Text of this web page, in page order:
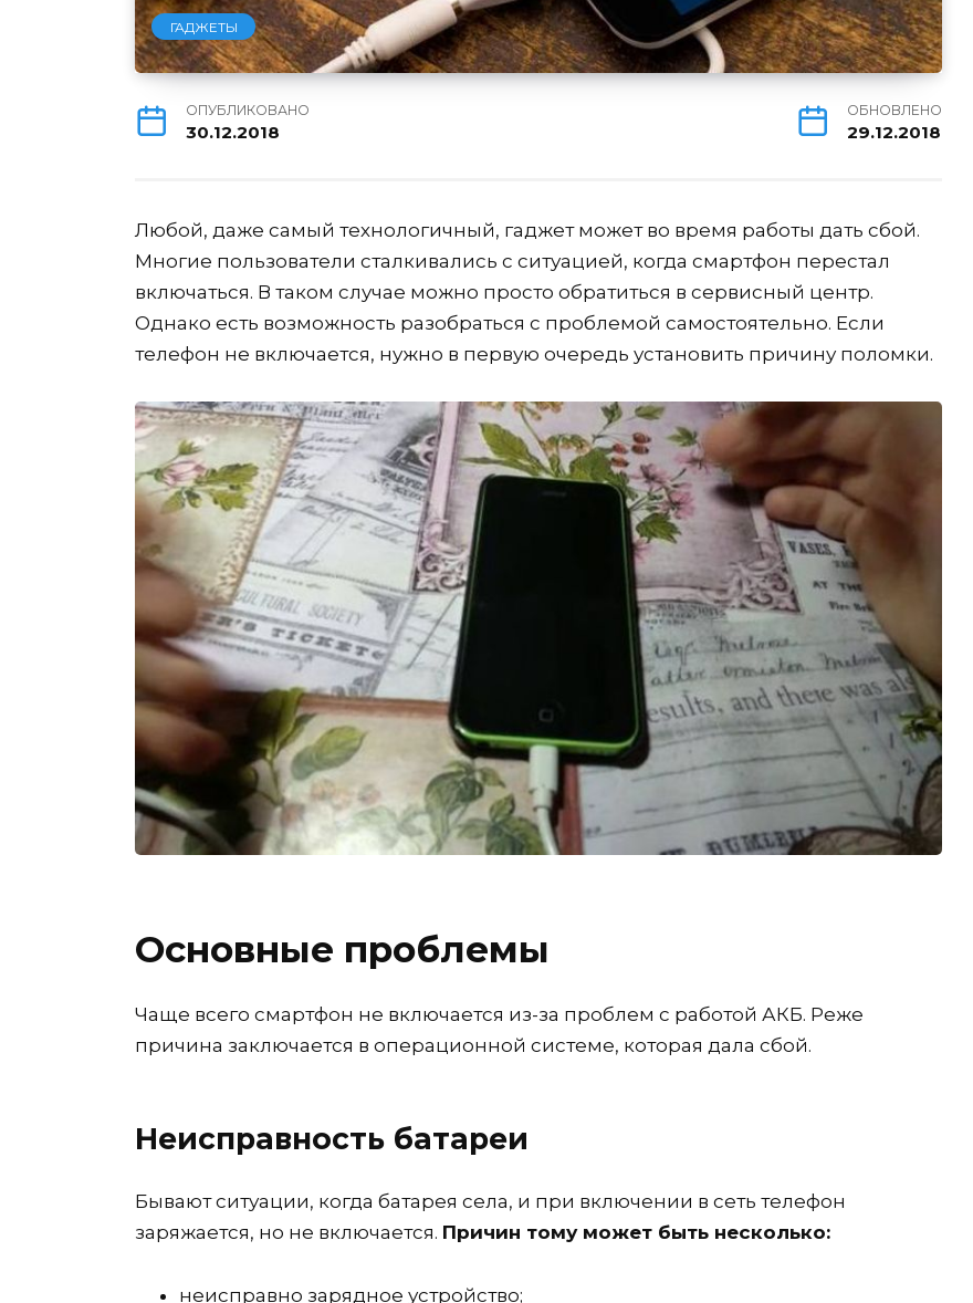
ГАДЖЕТЫ
ОПУБЛИКОВАНО
30.12.2018
ОБНОВЛЕНО
29.12.2018
Любой, даже самый технологичный, гаджет может во время работы дать сбой.
Многие пользователи сталкивались с ситуацией, когда смартфон перестал
включаться. В таком случае можно просто обратиться в сервисный центр.
Однако есть возможность разобраться с проблемой самостоятельно. Если
телефон не включается, нужно в первую очередь установить причину поломки.
Основные проблемы
Чаще всего смартфон не включается из-за проблем с работой АКБ. Реже
причина заключается в операционной системе, которая дала сбой.
Неисправность батареи
Бывают ситуации, когда батарея села, и при включении в сеть телефон
заряжается, но не включается. Причин тому может быть несколько:
неисправно зарядное устройство;